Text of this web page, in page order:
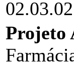
Projeto